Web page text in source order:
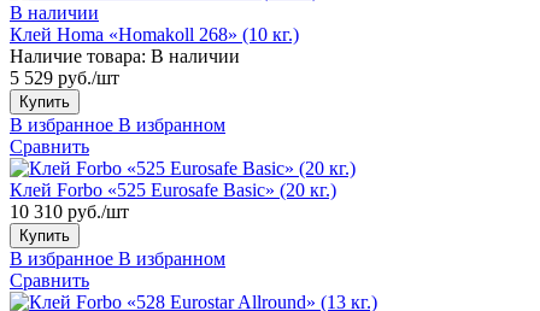
В наличии
Клей Homa «Homakoll 268» (10 кг.)
Наличие товара: В наличии
5 529 руб./шт
Купить
В избранное В избранном
Сравнить
Клей Forbo «525 Eurosafe Basic» (20 кг.)
10 310 руб./шт
Купить
В избранное В избранном
Сравнить